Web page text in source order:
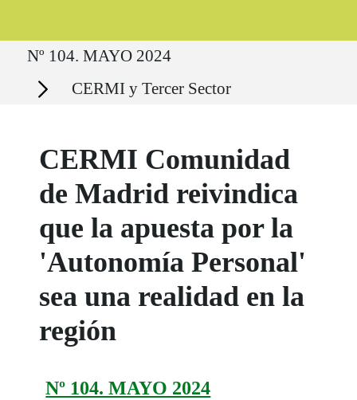
Ruta del sitio
Nº 104. MAYO 2024
Secciones CERMI y Tercer Sector
CERMI Comunidad
de Madrid reivindica
que la apuesta por la
'Autonomía Personal'
sea una realidad en la
región
Nº 104. MAYO 2024